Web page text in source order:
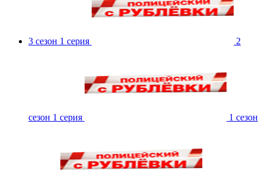
3 сезон 1 серия 2
сезон 1 серия 1 сезон